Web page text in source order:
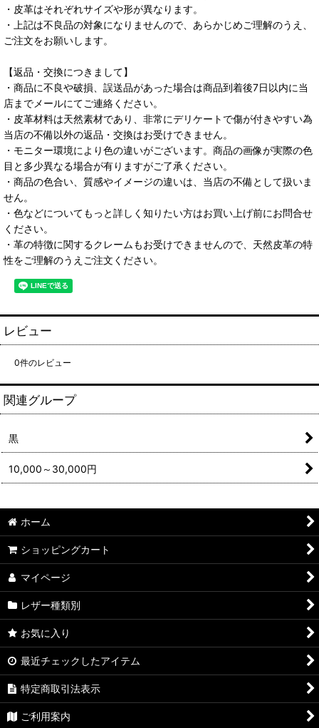
・皮革はそれぞれサイズや形が異なります。
・上記は不良品の対象になりませんので、あらかじめご理解のうえ、
ご注文をお願いします。
【返品・交換につきまして】
・商品に不良や破損、誤送品があった場合は商品到着後7日以内に当
店までメールにてご連絡ください。
・皮革材料は天然素材であり、非常にデリケートで傷が付きやすい為
当店の不備以外の返品・交換はお受けできません。
・モニター環境により色の違いがございます。商品の画像が実際の色
目と多少異なる場合が有りますがご了承ください。
・商品の色合い、質感やイメージの違いは、当店の不備として扱いま
せん。
・色などについてもっと詳しく知りたい方はお買い上げ前にお問合せ
ください。
・革の特徴に関するクレームもお受けできませんので、天然皮革の特
性をご理解のうえご注文ください。
レビュー
0件のレビュー
関連グループ
黒
10,000～30,000円
ホーム
ショッピングカート
マイページ
レザー種類別
お気に入り
最近チェックしたアイテム
特定商取引法表示
ご利用案内